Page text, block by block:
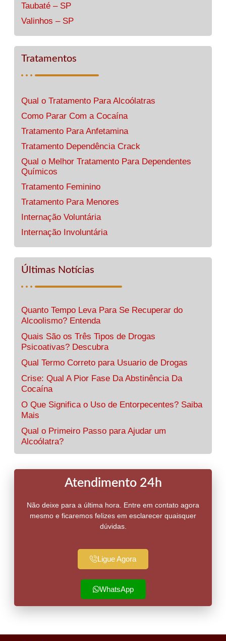
Taubaté – SP
Valinhos – SP
Tratamentos
Qual o Tratamento Para Alcoólatras
Como Parar Com a Cocaína
Tratamento Para Anfetamina
Tratamento Dependência Crack
Qual o Melhor Tratamento Para Dependentes
Químicos
Tratamento Feminino
Tratamento Para Menores
Internação Voluntária
Internação Involuntária
Últimas Notícias
Quanto Tempo Leva Para Se Recuperar do
Alcoolismo? Entenda
Quais São os Três Tipos de Drogas
Psicoativas? Descubra
Qual Termo Correto para Usuario de Drogas
Crise: Qual A Pior Fase Da Abstinência Da
Cocaína
O Que Significa o Uso de Entorpecentes? Saiba
Mais
Qual o Primeiro Passo para Ajudar um
Alcoólatra?
Atendimento 24h
Não deixe para a última hora. Entre em contato agora
mesmo e ficaremos felizes em esclarecer quaisquer
dúvidas.
Ligue Agora
WhatsApp